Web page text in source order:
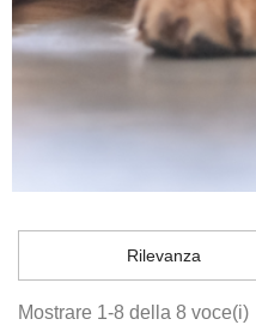
Rilevanza
Mostrare 1-8 della 8 voce(i)